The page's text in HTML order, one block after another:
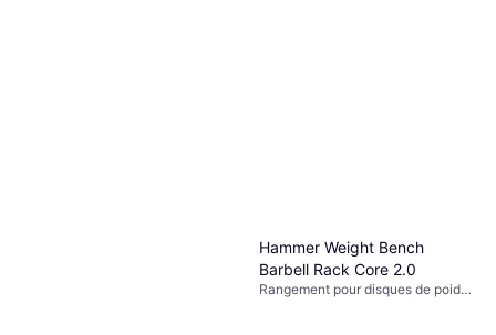
Hammer Weight Bench
Barbell Rack Core 2.0
Rangement pour disques de poids,